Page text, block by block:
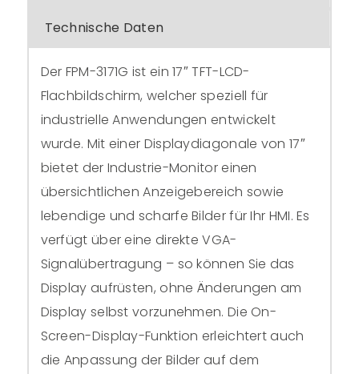
Technische Daten
Der FPM-3171G ist ein 17″ TFT-LCD-
Flachbildschirm, welcher speziell für
industrielle Anwendungen entwickelt
wurde. Mit einer Displaydiagonale von 17″
bietet der Industrie-Monitor einen
übersichtlichen Anzeigebereich sowie
lebendige und scharfe Bilder für Ihr HMI. Es
verfügt über eine direkte VGA-
Signalübertragung – so können Sie das
Display aufrüsten, ohne Änderungen am
Display selbst vorzunehmen. Die On-
Screen-Display-Funktion erleichtert auch
die Anpassung der Bilder auf dem